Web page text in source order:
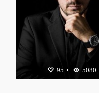
95 • 5080